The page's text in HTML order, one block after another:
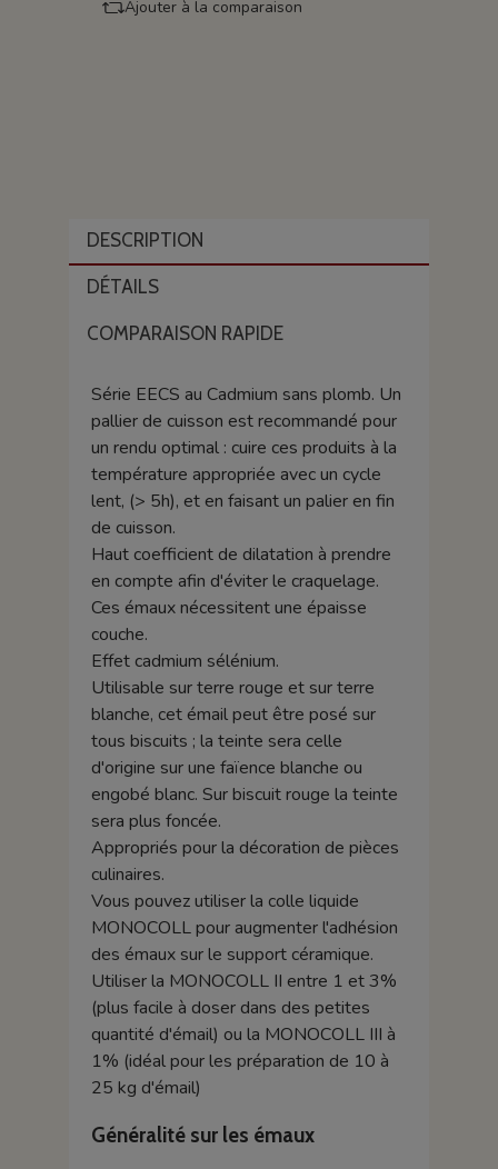
Ajouter à la comparaison
DESCRIPTION
DÉTAILS
COMPARAISON RAPIDE
Série EECS au Cadmium sans plomb. Un
pallier de cuisson est recommandé pour
un rendu optimal : cuire ces produits à la
température appropriée avec un cycle
lent, (> 5h), et en faisant un palier en fin
de cuisson.
Haut coefficient de dilatation à prendre
en compte afin d'éviter le craquelage.
Ces émaux nécessitent une épaisse
couche.
Effet cadmium sélénium.
Utilisable sur terre rouge et sur terre
blanche, cet émail peut être posé sur
tous biscuits ; la teinte sera celle
d'origine sur une faïence blanche ou
engobé blanc. Sur biscuit rouge la teinte
sera plus foncée.
Appropriés pour la décoration de pièces
culinaires.
Vous pouvez utiliser la colle liquide
MONOCOLL pour augmenter l'adhésion
des émaux sur le support céramique.
Utiliser la MONOCOLL II entre 1 et 3%
(plus facile à doser dans des petites
quantité d'émail) ou la MONOCOLL III à
1% (idéal pour les préparation de 10 à
25 kg d'émail)
Généralité sur les émaux